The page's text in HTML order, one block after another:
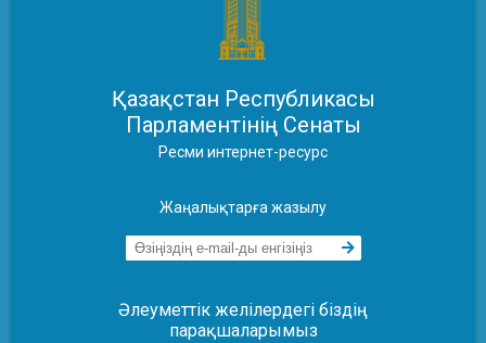
Қазақстан Республикасы
Парламентінің Сенаты
Ресми интернет-ресурс
Жаңалықтарға жазылу
Әлеуметтік желілердегі біздің
парақшаларымыз